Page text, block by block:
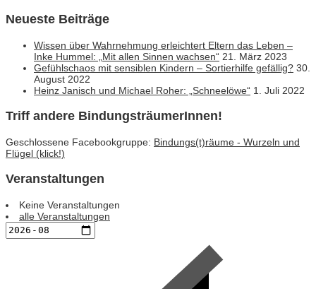
Neueste Beiträge
Wissen über Wahrnehmung erleichtert Eltern das Leben –
Inke Hummel: „Mit allen Sinnen wachsen“ 21. März 2023
Gefühlschaos mit sensiblen Kindern – Sortierhilfe gefällig? 30.
August 2022
Heinz Janisch und Michael Roher: „Schneelöwe“ 1. Juli 2022
Triff andere BindungsträumerInnen!
Geschlossene Facebookgruppe: Bindungs(t)räume - Wurzeln und
Flügel (klick!)
Veranstaltungen
Keine Veranstaltungen
alle Veranstaltungen